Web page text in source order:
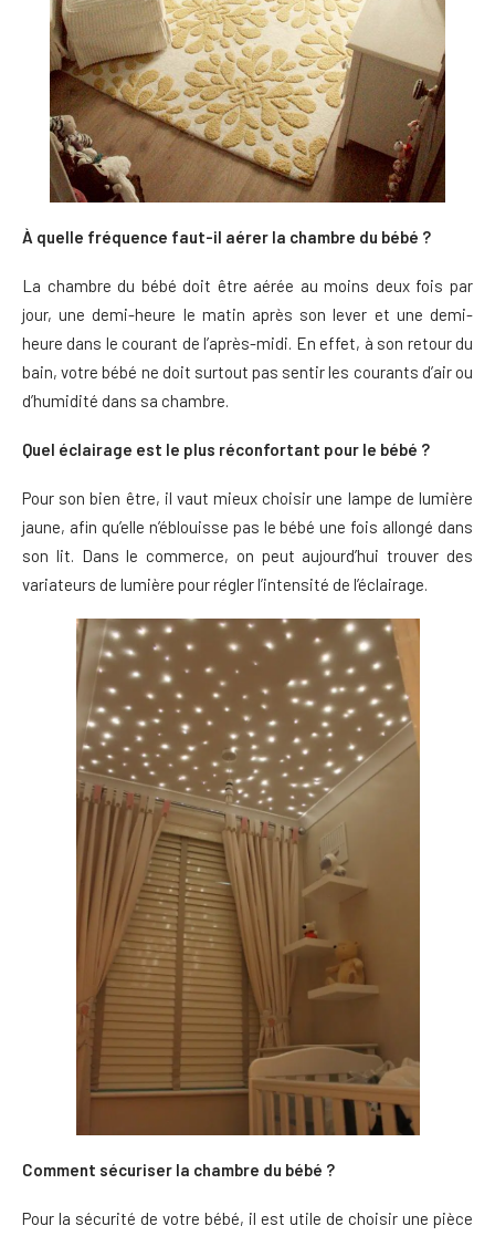
À quelle fréquence faut-il aérer la chambre du bébé ?
La chambre du bébé doit être aérée au moins deux fois par
jour, une demi-heure le matin après son lever et une demi-
heure dans le courant de l’après-midi. En effet, à son retour du
bain, votre bébé ne doit surtout pas sentir les courants d’air ou
d’humidité dans sa chambre.
Quel éclairage est le plus réconfortant pour le bébé ?
Pour son bien être, il vaut mieux choisir une lampe de lumière
jaune, afin qu’elle n’éblouisse pas le bébé une fois allongé dans
son lit. Dans le commerce, on peut aujourd’hui trouver des
variateurs de lumière pour régler l’intensité de l’éclairage.
Comment sécuriser la chambre du bébé ?
Pour la sécurité de votre bébé, il est utile de choisir une pièce